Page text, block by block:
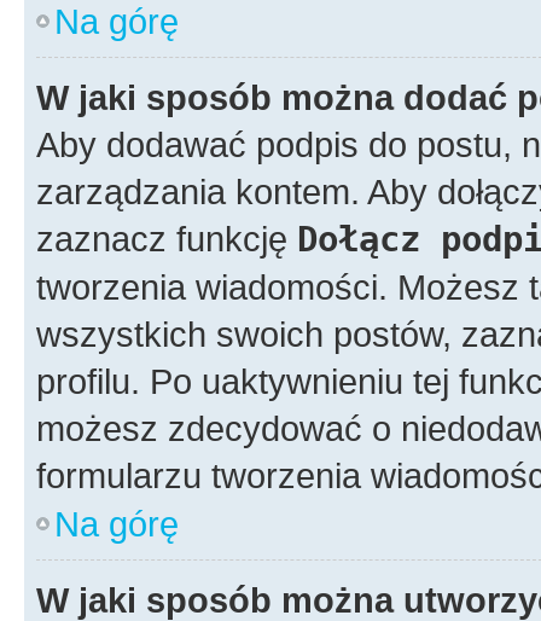
Na górę
W jaki sposób można dodać
Aby dodawać podpis do postu,
zarządzania kontem. Aby
zaznacz funkcję Dołącz
tworzenia wiadomości. Możesz
wszystkich swoich postów,
profilu. Po uaktywnieniu tej
możesz zdecydować o
formularzu tworzenia
Na górę
W jaki sposób można